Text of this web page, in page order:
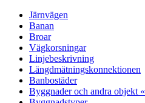
Järnvägen
Banan
Broar
Vägkorsningar
Linjebeskrivning
Längdmätningskonnektionen
Banbostäder
Byggnader och andra objekt «